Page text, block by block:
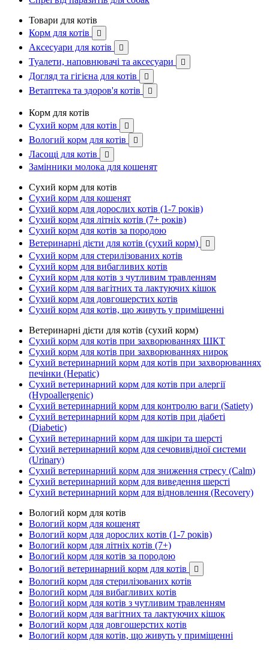
Товари для котів
Корм для котів

Аксесуари для котів 
Туалети, наповнювачі та аксесуари 
Догляд та гігієна для котів 
Ветаптека та здоров'я котів 
Корм для котів
Сухий корм для котів

Вологий корм для котів 
Ласощі для котів 
Замінники молока для кошенят
Сухий корм для котів
Сухий корм для кошенят
Сухий корм для дорослих котів (1-7 років)
Сухий корм для літніх котів (7+ років)
Сухий корм для котів за породою
Ветеринарні дієти для котів (сухий корм)

Сухий корм для стерилізованих котів
Сухий корм для вибагливих котів
Сухий корм для котів з чутливим травленням
Сухий корм для вагітних та лактуючих кішок
Сухий корм для довгошерстих котів
Сухий корм для котів, що живуть у приміщенні
Ветеринарні дієти для котів (сухий корм)
Сухий корм для котів при захворюваннях ШКТ
Сухий корм для котів при захворюваннях нирок
Сухий ветеринарний корм для котів при захворюваннях
печінки (Hepatic)
Сухий ветеринарний корм для котів при алергії
(Hypoallergenic)
Сухий ветеринарний корм для контролю ваги (Satiety)
Сухий ветеринарний корм для котів при діабеті
(Diabetic)
Сухий ветеринарний корм для шкіри та шерсті
Сухий ветеринарний корм для сечовивідної системи
(Urinary)
Сухий ветеринарний корм для зниження стресу (Calm)
Сухий ветеринарний корм для виведення шерсті
Сухий ветеринарний корм для відновлення (Recovery)
Вологий корм для котів
Вологий корм для кошенят
Вологий корм для дорослих котів (1-7 років)
Вологий корм для літніх котів (7+)
Вологий корм для котів за породою
Вологий ветеринарний корм для котів

Вологий корм для стерилізованих котів
Вологий корм для вибагливих котів
Вологий корм для котів з чутливим травленням
Вологий корм для вагітних та лактуючих кішок
Вологий корм для довгошерстих котів
Вологий корм для котів, що живуть у приміщенні